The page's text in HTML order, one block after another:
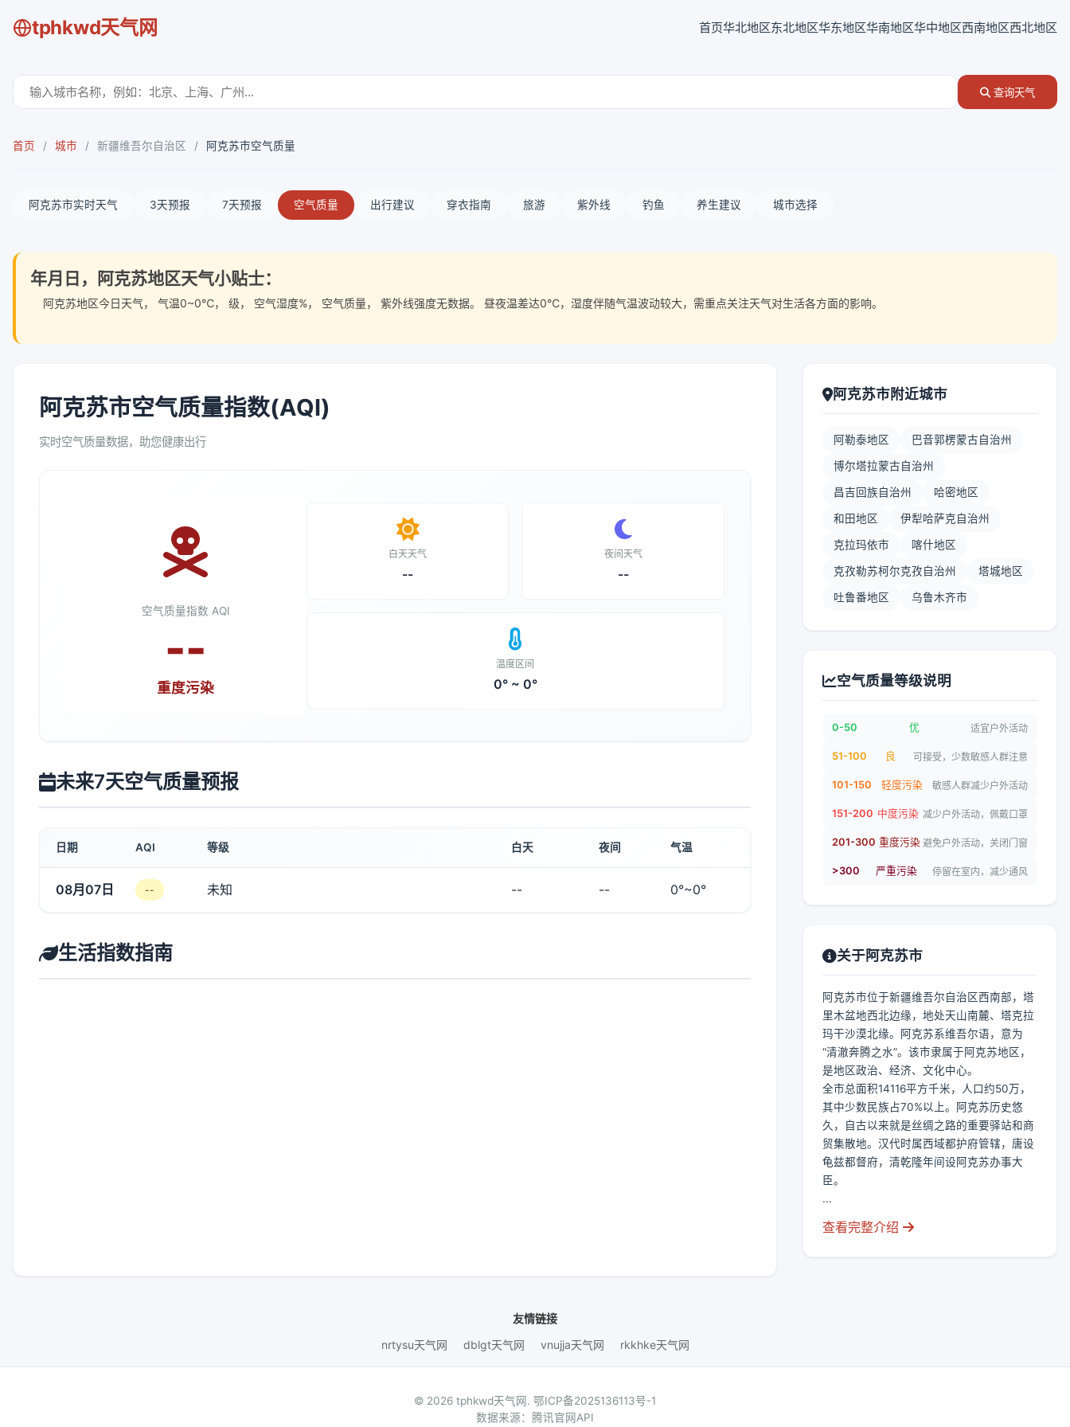
tphkwd天气网 首页华北地区东北地区华东地区华南地区华中地区西南地区西北地区
查询天气
首页 / 城市 / 新疆维吾尔自治区 / 阿克苏市空气质量
阿克苏市实时天气 3天预报 7天预报 空气质量 出行建议 穿衣指南 旅游 紫外线 钓鱼 养生建议 城市选择
年月日，阿克苏地区天气小贴士：
阿克苏地区今日天气， 气温0~0℃， 级， 空气湿度%， 空气质量， 紫外线强度无数据。 昼夜温差达0℃，湿度伴随气温波动较大，需重点关注天气对生活各方面的影响。
阿克苏市空气质量指数(AQI)
实时空气质量数据，助您健康出行
空气质量指数 AQI
--
重度污染
白天天气
--
夜间天气
--
温度区间
0° ~ 0°
未来7天空气质量预报
日期 AQI 等级 白天 夜间 气温
08月07日 -- 未知 -- -- 0°~0°
生活指数指南
阿克苏市附近城市
阿勒泰地区 巴音郭楞蒙古自治州
博尔塔拉蒙古自治州
昌吉回族自治州 哈密地区
和田地区 伊犁哈萨克自治州
克拉玛依市 喀什地区
克孜勒苏柯尔克孜自治州 塔城地区
吐鲁番地区 乌鲁木齐市
空气质量等级说明
0-50 优 适宜户外活动
51-100 良 可接受，少数敏感人群注意
101-150 轻度污染 敏感人群减少户外活动
151-200 中度污染 减少户外活动，佩戴口罩
201-300 重度污染 避免户外活动，关闭门窗
>300 严重污染 停留在室内，减少通风
关于阿克苏市
阿克苏市位于新疆维吾尔自治区西南部，塔
里木盆地西北边缘，地处天山南麓、塔克拉
玛干沙漠北缘。阿克苏系维吾尔语，意为
“清澈奔腾之水”。该市隶属于阿克苏地区，
是地区政治、经济、文化中心。
全市总面积14116平方千米，人口约50万，
其中少数民族占70%以上。阿克苏历史悠
久，自古以来就是丝绸之路的重要驿站和商
贸集散地。汉代时属西域都护府管辖，唐设
龟兹都督府，清乾隆年间设阿克苏办事大
臣。
...
查看完整介绍
友情链接
nrtysu天气网
dblgt天气网 vnujja天气网 rkkhke天气网
© 2026 tphkwd天气网. 鄂ICP备2025136113号-1
数据来源：腾讯官网API